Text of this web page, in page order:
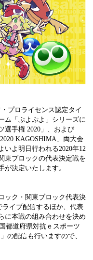
プロライセンス認定タイ
ム「ぷよぷよ」シリーズに
選手権 2020」、および
KAGOSHIMA」両大会
いよ明日行われる2020年12
東ブロックの代表決定戦を
が決定いたします。
ック・関東ブロック代表決
ライブ配信するほか、代表
に本戦の組み合わせを決め
都道府県対抗ｅスポーツ
の配信も行いますので、